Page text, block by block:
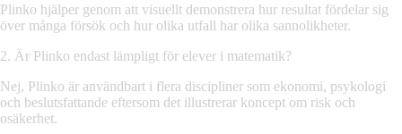
Plinko hjälper genom att visuellt demonstrera hur resultat fördelar sig
över många försök och hur olika utfall har olika sannolikheter.
2. Är Plinko endast lämpligt för elever i matematik?
Nej, Plinko är användbart i flera discipliner som ekonomi, psykologi
och beslutsfattande eftersom det illustrerar koncept om risk och
osäkerhet.